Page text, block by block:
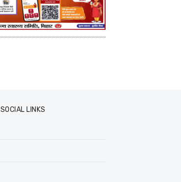
SOCIAL LINKS